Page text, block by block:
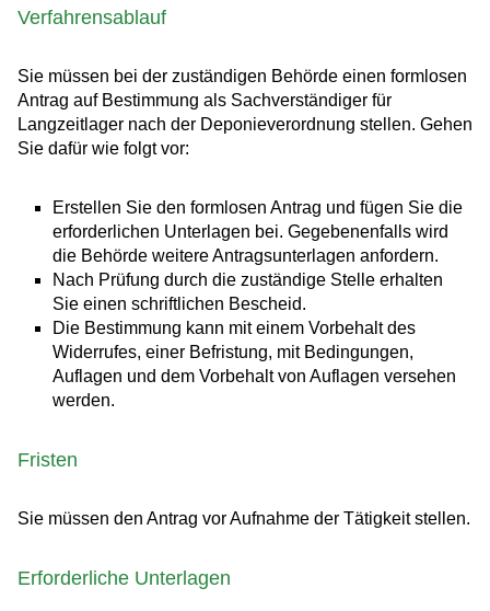
Verfahrensablauf
Sie müssen bei der zuständigen Behörde einen formlosen
Antrag auf Bestimmung als Sachverständiger für
Langzeitlager nach der Deponieverordnung stellen. Gehen
Sie dafür wie folgt vor:
Erstellen Sie den formlosen Antrag und fügen Sie die
erforderlichen Unterlagen bei. Gegebenenfalls wird
die Behörde weitere Antragsunterlagen anfordern.
Nach Prüfung durch die zuständige Stelle erhalten
Sie einen schriftlichen Bescheid.
Die Bestimmung kann mit einem Vorbehalt des
Widerrufes, einer Befristung, mit Bedingungen,
Auflagen und dem Vorbehalt von Auflagen versehen
werden.
Fristen
Sie müssen den Antrag vor Aufnahme der Tätigkeit stellen.
Erforderliche Unterlagen